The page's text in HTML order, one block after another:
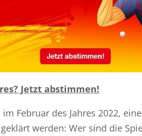
Jetzt abstimmen!
Februar des Jahres 2022,
werden: Wer sind die